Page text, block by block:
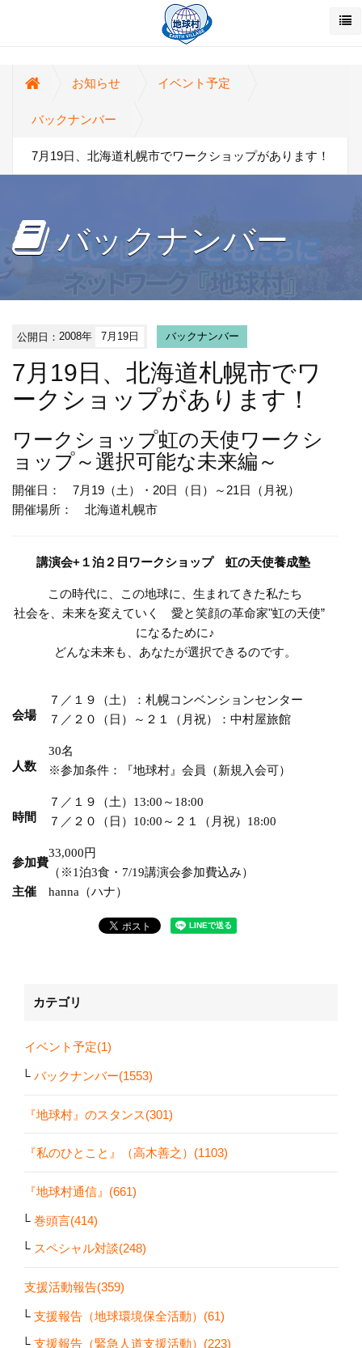
お知らせ イベント予定
バックナンバー
7月19日、北海道札幌市でワークショップがあります！
バックナンバー
公開日：2008年 7月19日 バックナンバー
7月19日、北海道札幌市でワ
ークショップがあります！
ワークショップ虹の天使ワークシ
ョップ～選択可能な未来編～
開催日： 7月19（土）・20日（日）～21日（月祝）
開催場所： 北海道札幌市
講演会+１泊２日ワークショップ 虹の天使養成塾
この時代に、この地球に、生まれてきた私たち
社会を、未来を変えていく 愛と笑顔の革命家"虹の天使”
になるために♪
どんな未来も、あなたが選択できるのです。
会場
７／１９（土）：札幌コンベンションセンター
７／２０（日）～２１（月祝）：中村屋旅館
人数
30名
※参加条件：『地球村』会員（新規入会可）
時間
７／１９（土） 13:00～18:00
７／２０（日） 10:00 ～２１（月祝） 18:00
参加費
33,000円
（※1泊3食・7/19講演会参加費込み）
主催 hanna（ハナ）
カテゴリ
イベント予定(1)
バックナンバー(1553)
『地球村』のスタンス(301)
『私のひとこと』（高木善之）(1103)
『地球村通信』(661)
巻頭言(414)
スペシャル対談(248)
支援活動報告(359)
支援報告（地球環境保全活動）(61)
支援報告（緊急人道支援活動）(223)